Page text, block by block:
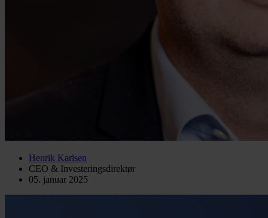
Henrik Karlsen
CEO & Investeringsdirektør
05. januar 2025